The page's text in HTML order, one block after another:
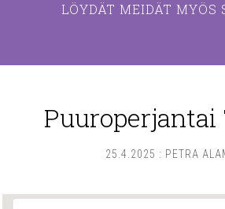
LÖYDÄT MEIDÄT MYÖS
Puuroperjantai
25.4.2025 : PETRA